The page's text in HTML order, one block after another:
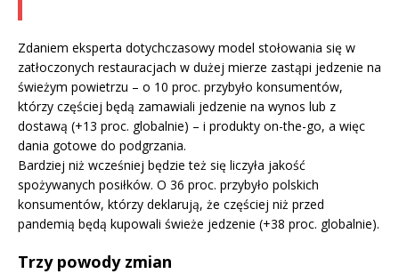
Zdaniem eksperta dotychczasowy model stołowania się w
zatłoczonych restauracjach w dużej mierze zastąpi jedzenie na
świeżym powietrzu – o 10 proc. przybyło konsumentów,
którzy częściej będą zamawiali jedzenie na wynos lub z
dostawą (+13 proc. globalnie) – i produkty on-the-go, a więc
dania gotowe do podgrzania.
Bardziej niż wcześniej będzie też się liczyła jakość
spożywanych posiłków. O 36 proc. przybyło polskich
konsumentów, którzy deklarują, że częściej niż przed
pandemią będą kupowali świeże jedzenie (+38 proc. globalnie).
Trzy powody zmian